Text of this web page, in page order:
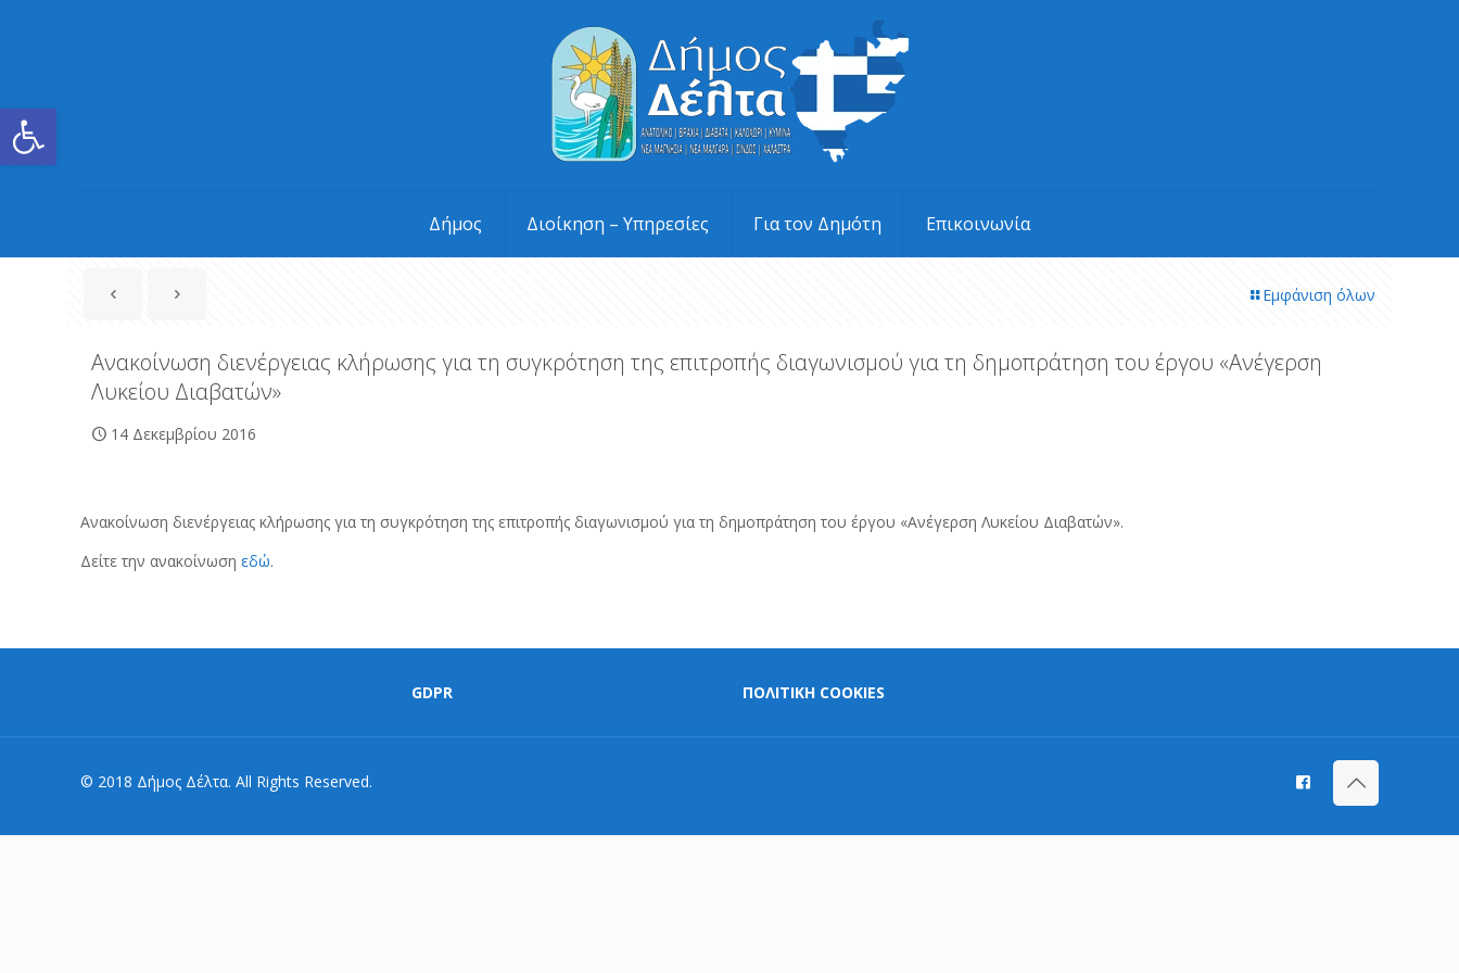
Ανοίξτε τη γραμμή εργαλείων
Δήμος Διοίκηση – Υπηρεσίες Για τον Δημότη Επικοινωνία
Εμφάνιση όλων
Ανακοίνωση διενέργειας κλήρωσης για τη συγκρότηση της επιτροπής διαγωνισμού για τη δημοπράτηση του έργου «Ανέγερση
Λυκείου Διαβατών»
14 Δεκεμβρίου 2016
Ανακοίνωση διενέργειας κλήρωσης για τη συγκρότηση της επιτροπής διαγωνισμού για τη δημοπράτηση του έργου «Ανέγερση Λυκείου Διαβατών».
Δείτε την ανακοίνωσηεδώ.
GDPR ΠΟΛΙΤΙΚΗ COOKIES
© 2018 Δήμος Δέλτα. All Rights Reserved.